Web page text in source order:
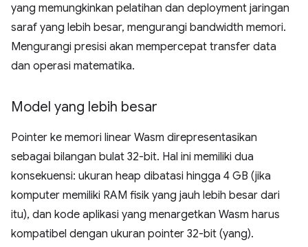
yang memungkinkan pelatihan dan deployment jaringan
saraf yang lebih besar, mengurangi bandwidth memori.
Mengurangi presisi akan mempercepat transfer data
dan operasi matematika.
Model yang lebih besar
Pointer ke memori linear Wasm direpresentasikan
sebagai bilangan bulat 32-bit. Hal ini memiliki dua
konsekuensi: ukuran heap dibatasi hingga 4 GB (jika
komputer memiliki RAM fisik yang jauh lebih besar dari
itu), dan kode aplikasi yang menargetkan Wasm harus
kompatibel dengan ukuran pointer 32-bit (yang).